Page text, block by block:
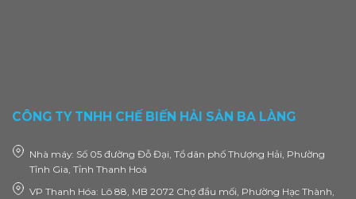
CÔNG TY TNHH CHẾ BIẾN HẢI SẢN BA LÀNG
Nhà máy: Số 05 đường Đỗ Đại, Tổ dân phố Thượng Hải, Phường
Tĩnh Gia, Tỉnh Thanh Hoá
VP Thanh Hóa: Lô 88, MB 2072 Chợ đầu mối, Phường Hạc Thành,